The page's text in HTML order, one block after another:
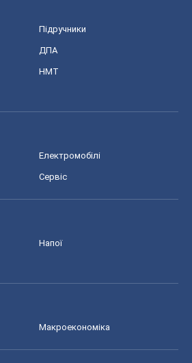
Підручники
ДПА
НМТ
Електромобілі
Сервіс
Напої
Макроекономіка